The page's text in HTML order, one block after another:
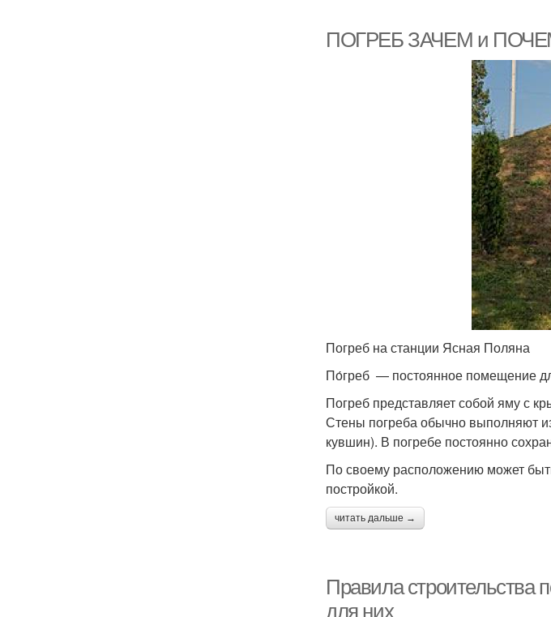
ПОГРЕБ ЗАЧЕМ и
Погреб на станции Ясная Поляна
По́греб — постоянное помещение
Погреб представляет собой яму с
Стены погреба обычно выполняют
кувшин). В погребе постоянно
По своему расположению может
постройкой.
читать дальше →
Правила строительства
для них